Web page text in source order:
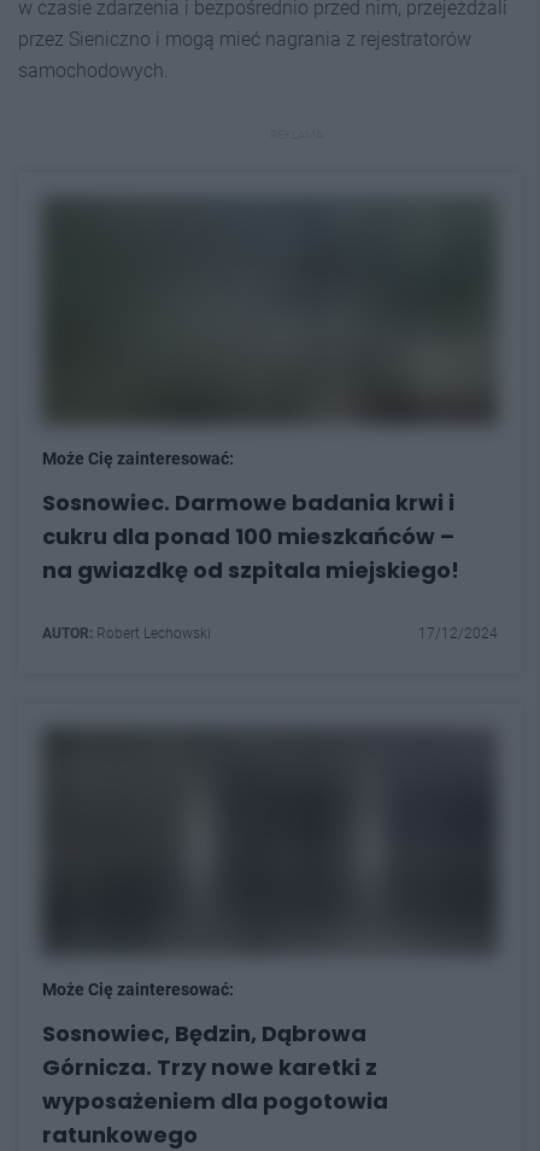
w czasie zdarzenia i bezpośrednio przed nim, przejeżdżali
przez Sieniczno i mogą mieć nagrania z rejestratorów
samochodowych.
Może Cię zainteresować:
Sosnowiec. Darmowe badania krwi i
cukru dla ponad 100 mieszkańców –
na gwiazdkę od szpitala miejskiego!
AUTOR: Robert Lechowski 17/12/2024
Może Cię zainteresować:
Sosnowiec, Będzin, Dąbrowa
Górnicza. Trzy nowe karetki z
wyposażeniem dla pogotowia
ratunkowego